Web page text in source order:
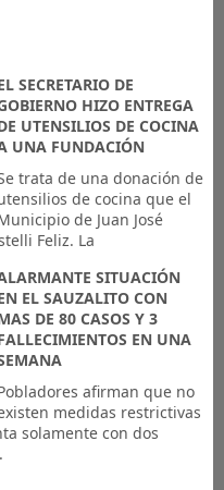
SECRETARIO DE
HIZO ENTREGA
UTENSILIOS DE COCINA
UNA FUNDACIÓN
trata de una donación de
de cocina que el
de Juan José
Feliz. La
SITUACIÓN
EL SAUZALITO CON
DE 80 CASOS Y 3
EN UNA
afirman que no
medidas restrictivas
solamente con dos